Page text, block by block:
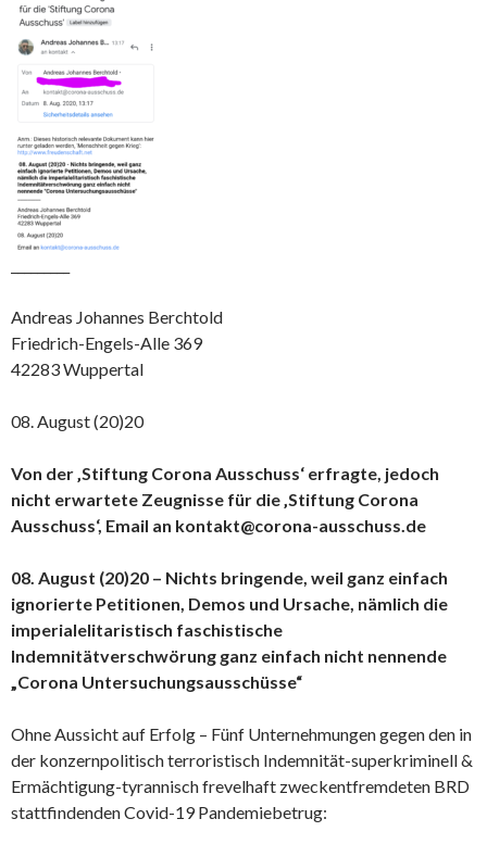
Andreas Johannes Berchtold
Friedrich-Engels-Alle 369
42283 Wuppertal
08. August (20)20
Von der ‚Stiftung Corona Ausschuss‘ erfragte, jedoch
nicht erwartete Zeugnisse für die ‚Stiftung Corona
Ausschuss‘, Email an kontakt@corona-ausschuss.de
08. August (20)20 – Nichts bringende, weil ganz einfach
ignorierte Petitionen, Demos und Ursache, nämlich die
imperialelitaristisch faschistische
Indemnitätverschwörung ganz einfach nicht nennende
„Corona Untersuchungsausschüsse“
Ohne Aussicht auf Erfolg – Fünf Unternehmungen gegen den in
der konzernpolitisch terroristisch Indemnität-superkriminell &
Ermächtigung-tyrannisch frevelhaft zweckentfremdeten BRD
stattfindenden Covid-19 Pandemiebetrug: